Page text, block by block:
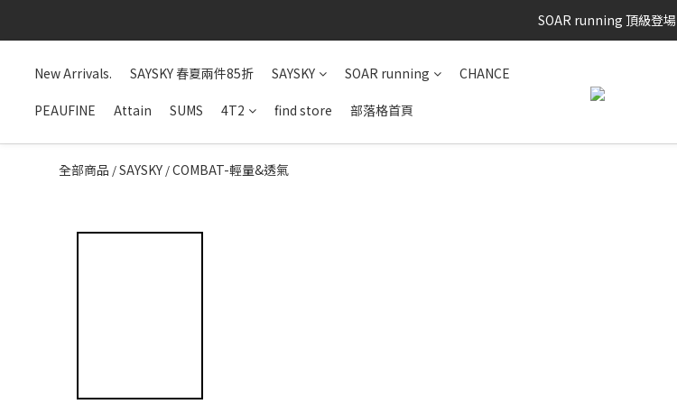
SAYSKY 26'春夏兩件85折
SOAR running 頂級登場
SAYSKY 26'春夏兩件85折
New Arrivals. SAYSKY 春夏兩件85折 SAYSKY SOAR running CHANCE
PEAUFINE Attain SUMS 4T2 find store 部落格首頁
全部商品 /SAYSKY /COMBAT-輕量&透氣